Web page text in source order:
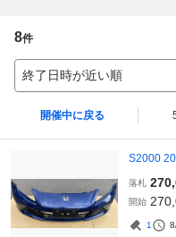
8件
終了日時が近い順
開催中に戻る
S2000
落札
開始
1